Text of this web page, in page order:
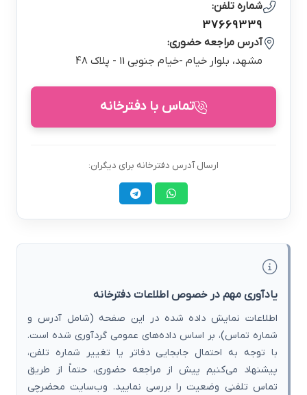
شماره تلفن:
37669339
آدرس مراجعه حضوری:
مشهد، بلوار خيام -خيام جنوبي 11 - پلاك 48
تماس با دفترخانه
ارسال آدرس دفترخانه برای دیگران:
یادآوری مهم در خصوص اطلاعات دفترخانه
اطلاعات نمایش داده شده در این صفحه (شامل آدرس و
شماره تماس)، بر اساس داده‌های عمومی گردآوری شده است.
با توجه به احتمال جابجایی دفاتر یا تغییر شماره تلفن،
پیشنهاد می‌کنیم پیش از مراجعه حضوری، حتماً از طریق
تماس تلفنی وضعیت را بررسی نمایید. وب‌سایت محضرچی